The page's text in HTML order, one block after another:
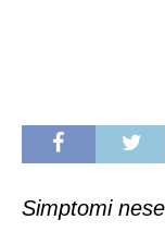
Simptomi